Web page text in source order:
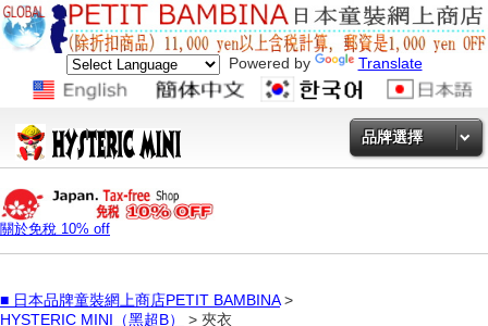
Powered by Translate
品牌選擇
關於免稅 10% off
■ 日本品牌童裝網上商店PETIT BAMBINA>
HYSTERIC MINI（黑超B）
> 夾衣